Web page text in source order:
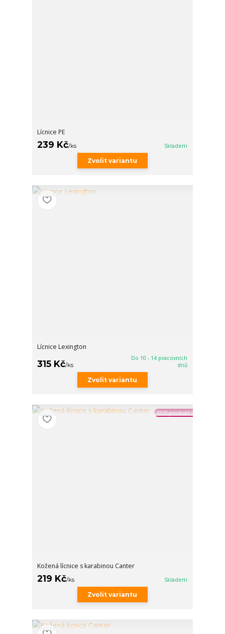
Lícnice PE
239 Kč/ks Skladem
Zvolit variantu
Lícnice Lexington
315 Kč/ks
Do 10 - 14 pracovních
dnů
Zvolit variantu
TOP produkt
Kožená lícnice s karabinou Canter
219 Kč/ks Skladem
Zvolit variantu